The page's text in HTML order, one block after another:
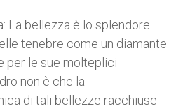
La bellezza è lo splendore
tenebre come un diamante
per le sue molteplici
non è che la
di tali bellezze racchiuse